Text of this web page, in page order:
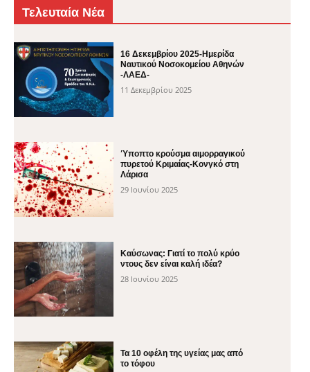
Τελευταία Νέα
16 Δεκεμβρίου 2025-Ημερίδα
Ναυτικού Νοσοκομείου Αθηνών
-ΛΑΕΔ-
11 Δεκεμβρίου 2025
Ύποπτο κρούσμα αιμορραγικού
πυρετού Κριμαίας-Κονγκό στη
Λάρισα
29 Ιουνίου 2025
Καύσωνας: Γιατί το πολύ κρύο
ντους δεν είναι καλή ιδέα?
28 Ιουνίου 2025
Τα 10 οφέλη της υγείας μας από
το τόφου